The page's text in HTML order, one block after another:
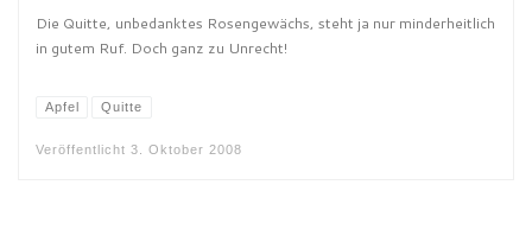
Die Quitte, unbedanktes Rosengewächs, steht ja nur minderheitlich
in gutem Ruf. Doch ganz zu Unrecht!
Apfel Quitte
Veröffentlicht 3. Oktober 2008